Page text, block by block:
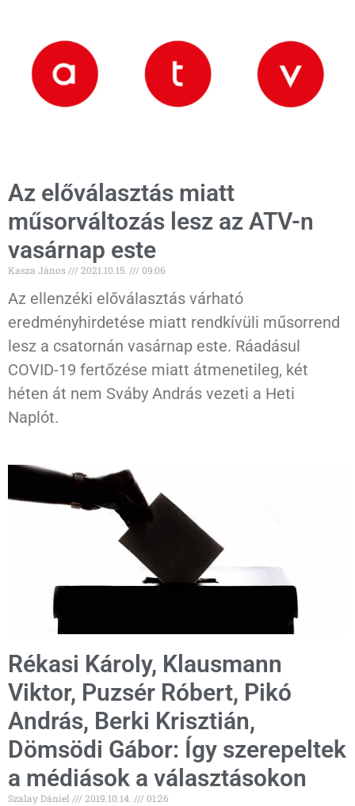
Az előválasztás miatt
műsorváltozás lesz az ATV-n
vasárnap este
Kasza János 2021.10.15. 09:06
Az ellenzéki előválasztás várható
eredményhirdetése miatt rendkívüli műsorrend
lesz a csatornán vasárnap este. Ráadásul
COVID-19 fertőzése miatt átmenetileg, két
héten át nem Sváby András vezeti a Heti
Naplót.
Rékasi Károly, Klausmann
Viktor, Puzsér Róbert, Pikó
András, Berki Krisztián,
Dömsödi Gábor: Így szerepeltek
a médiások a választásokon
Szalay Dániel 2019.10.14. 01:26